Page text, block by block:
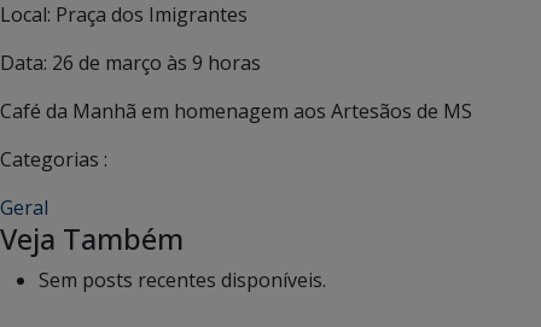
Local: Praça dos Imigrantes
Data: 26 de março às 9 horas
Café da Manhã em homenagem aos Artesãos de MS
Categorias :
Geral
Veja Também
Sem posts recentes disponíveis.